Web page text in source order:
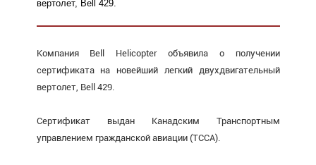
вертолет, Bell 429.
Компания Bell Helicopter объявила о получении
сертификата на новейший легкий двухдвигательный
вертолет, Bell 429.
Сертификат выдан Канадским Транспортным
управлением гражданской авиации (TCCA).